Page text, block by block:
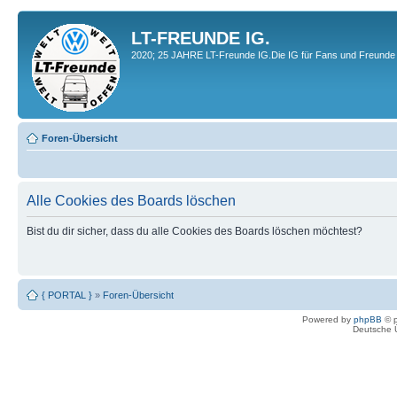
LT-FREUNDE IG.
2020; 25 JAHRE LT-Freunde IG.Die IG für Fans und
Foren-Übersicht
Alle Cookies des Boards löschen
Bist du dir sicher, dass du alle Cookies des Boards löschen möchtest?
{ PORTAL } » Foren-Übersicht
Powered by phpBB ©
Deutsche